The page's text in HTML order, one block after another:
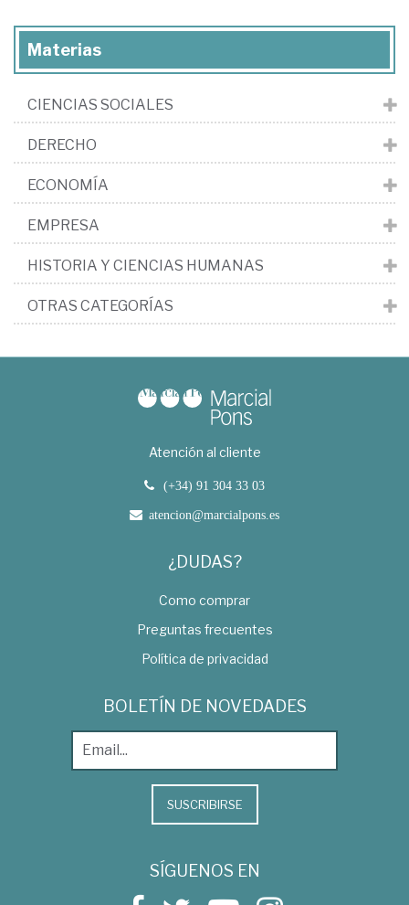
Materias
CIENCIAS SOCIALES
DERECHO
ECONOMÍA
EMPRESA
HISTORIA Y CIENCIAS HUMANAS
OTRAS CATEGORÍAS
Atención al cliente
(+34) 91 304 33 03
atencion@marcialpons.es
¿DUDAS?
Como comprar
Preguntas frecuentes
Política de privacidad
BOLETÍN DE NOVEDADES
SUSCRIBIRSE
SÍGUENOS EN